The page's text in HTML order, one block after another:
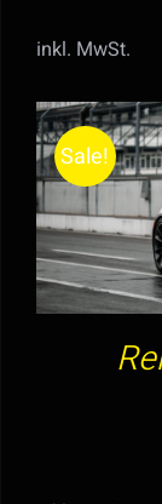
inkl. MwSt.
Sale!